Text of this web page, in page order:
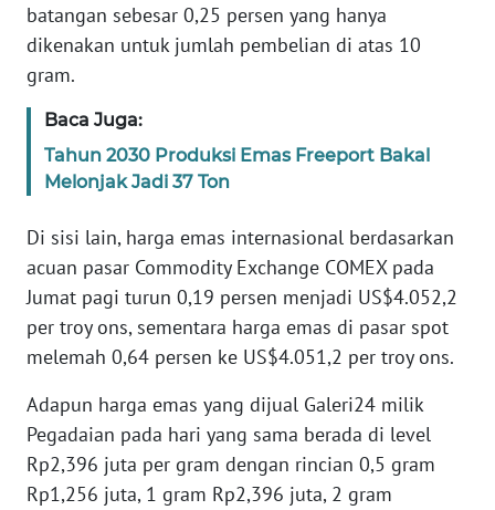
batangan sebesar 0,25 persen yang hanya
dikenakan untuk jumlah pembelian di atas 10
gram.
Baca Juga:
Tahun 2030 Produksi Emas Freeport Bakal
Melonjak Jadi 37 Ton
Di sisi lain, harga emas internasional berdasarkan
acuan pasar Commodity Exchange COMEX pada
Jumat pagi turun 0,19 persen menjadi US$4.052,2
per troy ons, sementara harga emas di pasar spot
melemah 0,64 persen ke US$4.051,2 per troy ons.
Adapun harga emas yang dijual Galeri24 milik
Pegadaian pada hari yang sama berada di level
Rp2,396 juta per gram dengan rincian 0,5 gram
Rp1,256 juta, 1 gram Rp2,396 juta, 2 gram
WN
JAKARTA
WN
JABAR
BANTEN
WN
KEPRI
WN
PAPUA